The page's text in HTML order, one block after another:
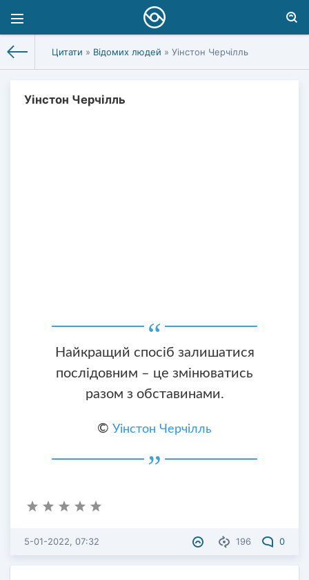
Цитати » Відомих людей » Уінстон Черчілль
Уінстон Черчілль
Найкращий спосіб залишатися
послідовним – це змінюватись
разом з обставинами.
© Уінстон Черчілль
196 0
5-01-2022, 07:32